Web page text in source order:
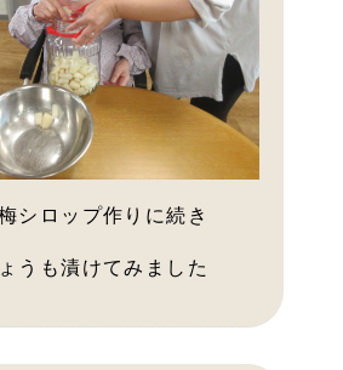
シロップ作りに続き
うも漬けてみました